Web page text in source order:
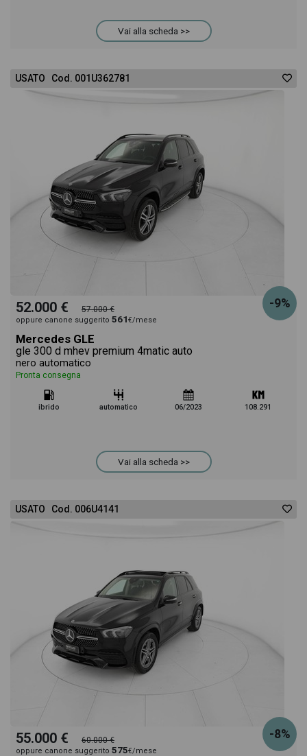
consigliata per l'acquisto del veicolo.
Vai alla scheda >>
USATO Cod. 001U362781
-9%
52.000 € 57.000 €
oppure canone suggerito 561€/mese
Mercedes GLE
gle 300 d mhev premium 4matic auto
nero automatico
Pronta consegna
ibrido automatico 06/2023 108.291
Vai alla scheda >>
USATO Cod. 006U4141
-8%
55.000 € 60.000 €
oppure canone suggerito 575€/mese